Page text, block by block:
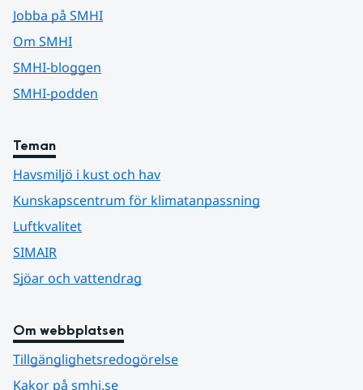
Jobba på SMHI
Om SMHI
SMHI-bloggen
SMHI-podden
Teman
Havsmiljö i kust och hav
Kunskapscentrum för klimatanpassning
Luftkvalitet
SIMAIR
Sjöar och vattendrag
Om webbplatsen
Tillgänglighetsredogörelse
Kakor på smhi.se